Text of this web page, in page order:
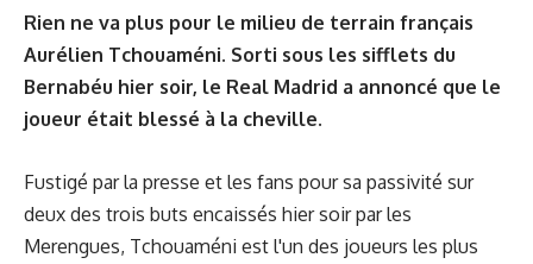
Rien ne va plus pour le milieu de terrain français
Aurélien Tchouaméni. Sorti sous les sifflets du
Bernabéu hier soir, le Real Madrid a annoncé que le
joueur était blessé à la cheville.
Fustigé par la presse et les fans pour sa passivité sur
deux des trois buts encaissés hier soir par les
Merengues, Tchouaméni est l'un des joueurs les plus